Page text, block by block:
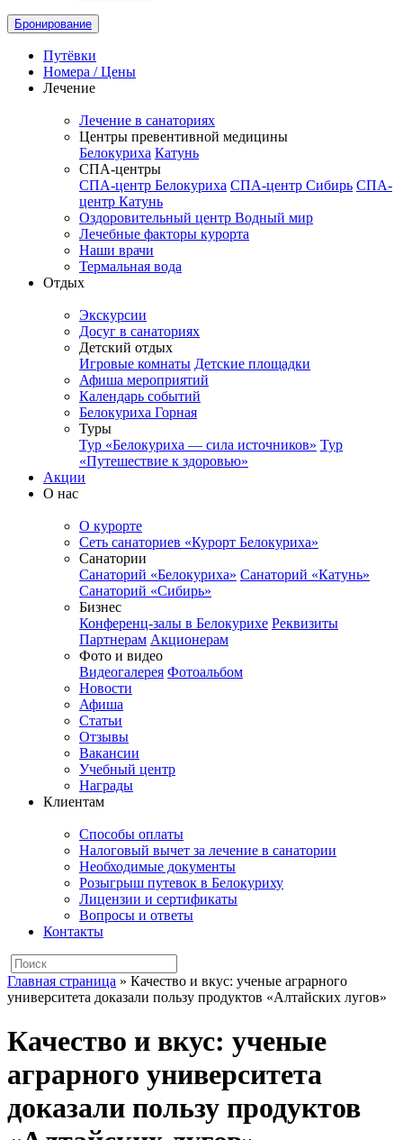
Бронирование
Путёвки
Номера / Цены
Лечение
Лечение в санаториях
Центры превентивной медицины
Белокуриха Катунь
СПА-центры
СПА-центр Белокуриха СПА-центр Сибирь СПА-
центр Катунь
Оздоровительный центр Водный мир
Лечебные факторы курорта
Наши врачи
Термальная вода
Отдых
Экскурсии
Досуг в санаториях
Детский отдых
Игровые комнаты Детские площадки
Афиша мероприятий
Календарь событий
Белокуриха Горная
Туры
Тур «Белокуриха — сила источников» Тур
«Путешествие к здоровью»
Акции
О нас
О курорте
Сеть санаториев «Курорт Белокуриха»
Санатории
Санаторий «Белокуриха» Санаторий «Катунь»
Санаторий «Сибирь»
Бизнес
Конференц-залы в Белокурихе Реквизиты
Партнерам Акционерам
Фото и видео
Видеогалерея Фотоальбом
Новости
Афиша
Статьи
Отзывы
Вакансии
Учебный центр
Награды
Клиентам
Способы оплаты
Налоговый вычет за лечение в санатории
Необходимые документы
Розыгрыш путевок в Белокуриху
Лицензии и сертификаты
Вопросы и ответы
Контакты
Главная страница » Качество и вкус: ученые аграрного
университета доказали пользу продуктов «Алтайских лугов»
Качество и вкус: ученые
аграрного университета
доказали пользу продуктов